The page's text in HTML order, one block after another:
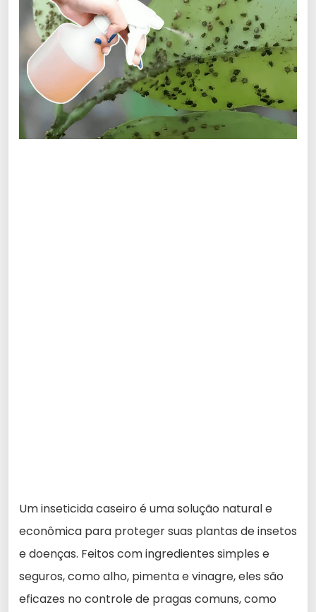
Um inseticida caseiro é uma solução natural e
econômica para proteger suas plantas de insetos
e doenças. Feitos com ingredientes simples e
seguros, como alho, pimenta e vinagre, eles são
eficazes no controle de pragas comuns, como